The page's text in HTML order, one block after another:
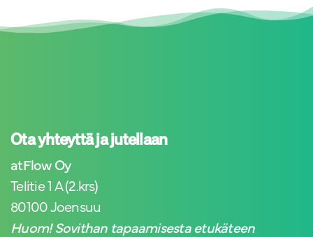
Ota yhteyttä ja jutellaan
atFlow Oy
Telitie 1 A (2.krs)
80100 Joensuu
Huom! Sovithan tapaamisesta etukäteen